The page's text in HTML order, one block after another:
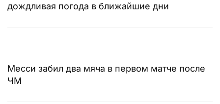
дождливая погода в ближайшие дни
Месси забил два мяча в первом матче после
ЧМ